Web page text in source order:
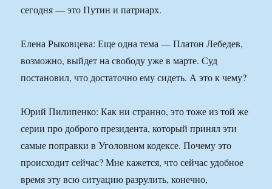
сегодня — это Путин и патриарх.
Елена Рыковцева: Еще одна тема — Платон Лебедев,
возможно, выйдет на свободу уже в марте. Суд
постановил, что достаточно ему сидеть. А это к чему?
Юрий Пилипенко: Как ни странно, это тоже из той же
серии про доброго президента, который принял эти
самые поправки в Уголовном кодексе. Почему это
происходит сейчас? Мне кажется, что сейчас удобное
время эту всю ситуацию разрулить, конечно,